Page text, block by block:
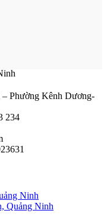
– Phường Kênh Dương-
234
Quảng Ninh